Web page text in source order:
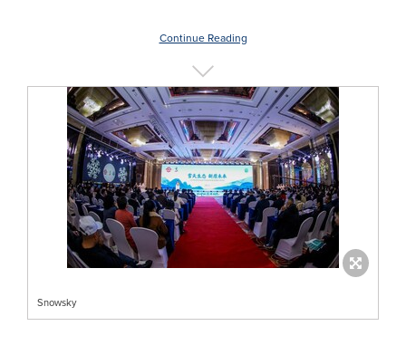
Continue Reading
Snowsky